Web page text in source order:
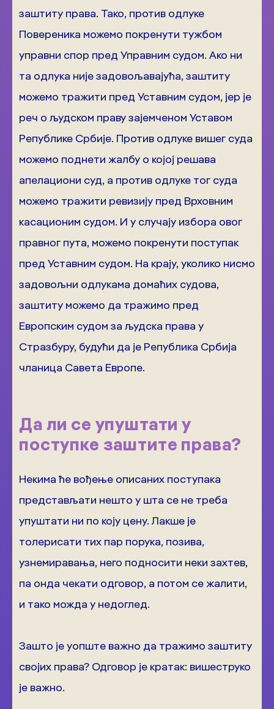
заштиту права. Тако, против одлуке
Повереника можемо покренути тужбом
управни спор пред Управним судом. Ако ни
та одлука није задовољавајућа, заштиту
можемо тражити пред Уставним судом, јер је
реч о људском праву зајемченом Уставом
Републике Србије. Против одлуке вишег суда
можемо поднети жалбу о којој решава
апелациони суд, а против одлуке тог суда
можемо тражити ревизију пред Врховним
касационим судом. И у случају избора овог
правног пута, можемо покренути поступак
пред Уставним судом. На крају, уколико нисмо
задовољни одлукама домаћих судова,
заштиту можемо да тражимо пред
Европским судом за људска права у
Стразбуру, будући да је Република Србија
чланица Савета Европе.
Да ли се упуштати у
поступке заштите права?
Некима ће вођење описаних поступака
представљати нешто у шта се не треба
упуштати ни по коју цену. Лакше је
толерисати тих пар порука, позива,
узнемиравања, него подносити неки захтев,
па онда чекати одговор, а потом се жалити,
и тако можда у недоглед.
Зашто је уопште важно да тражимо заштиту
својих права? Одговор је кратак: вишеструко
је важно.